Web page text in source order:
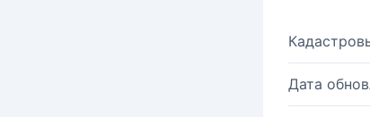
Дата